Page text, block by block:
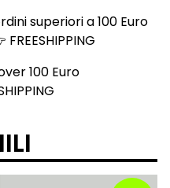
superiori a 100 Euro
100 Euro